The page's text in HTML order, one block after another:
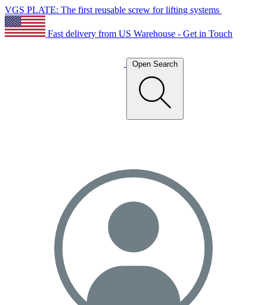
VGS PLATE: The first reusable screw for lifting systems
Fast delivery from US Warehouse - Get in Touch
Open Search